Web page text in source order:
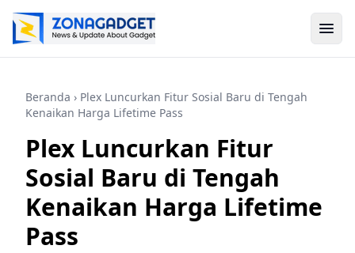
Beranda › Plex Luncurkan Fitur Sosial Baru di Tengah
Kenaikan Harga Lifetime Pass
Plex Luncurkan Fitur
Sosial Baru di Tengah
Kenaikan Harga Lifetime
Pass